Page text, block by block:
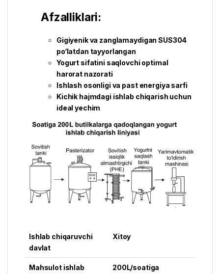
Afzalliklari:
Gigiyenik va zanglamaydigan SUS304
po‘latdan tayyorlangan
Yogurt sifatini saqlovchi optimal
harorat nazorati
Ishlash osonligi va past energiya sarfi
Kichik hajmdagi ishlab chiqarish uchun
ideal yechim
Ishlab chiqaruvchi
davlat
Xitoy
Mahsulot ishlab
200L/soatiga